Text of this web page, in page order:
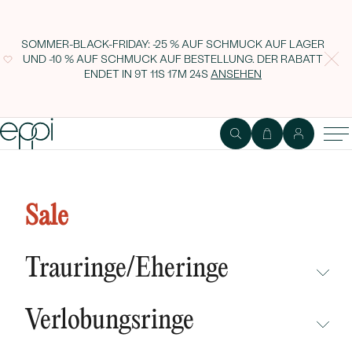
SOMMER-BLACK-FRIDAY: -25 % AUF SCHMUCK AUF LAGER
UND -10 % AUF SCHMUCK AUF BESTELLUNG. DER RABATT
ENDET IN 9T 11S 17M 23S ANSEHEN
Sale
Trauringe/Eheringe
NEUHEITEN
Verlobungsringe
im Herz Barra